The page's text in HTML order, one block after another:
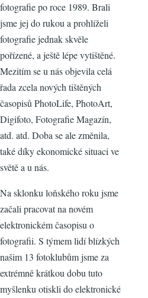
fotografie po roce 1989. Brali
jsme jej do rukou a prohlíželi
fotografie jednak skvěle
pořízené, a ještě lépe vytištěné.
Mezitím se u nás objevila celá
řada zcela nových tištěných
časopisů PhotoLife, PhotoArt,
Digifoto, Fotografie Magazín,
atd. atd. Doba se ale změnila,
také díky ekonomické situaci ve
světě a u nás.
Na sklonku loňského roku jsme
začali pracovat na novém
elektronickém časopisu o
fotografii. S týmem lidí blízkých
našim 13 fotoklubům jsme za
extrémně krátkou dobu tuto
myšlenku otiskli do elektronické